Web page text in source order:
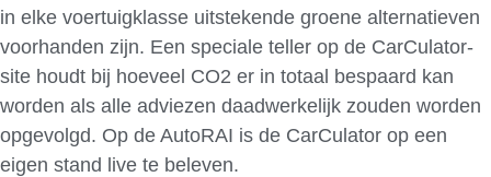
in elke voertuigklasse uitstekende groene alternatieven
voorhanden zijn. Een speciale teller op de CarCulator-
site houdt bij hoeveel CO2 er in totaal bespaard kan
worden als alle adviezen daadwerkelijk zouden worden
opgevolgd. Op de AutoRAI is de CarCulator op een
eigen stand live te beleven.